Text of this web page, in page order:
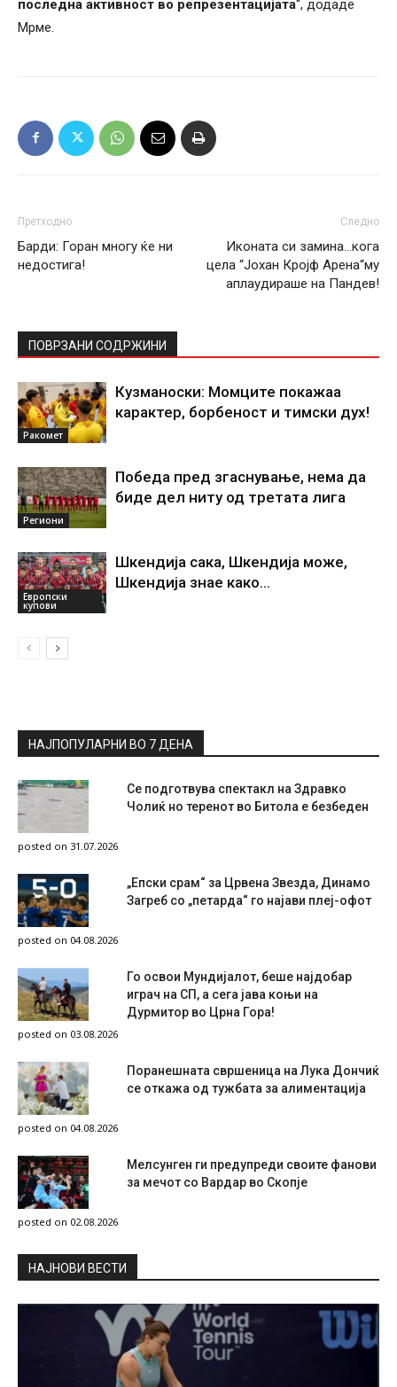
последна активност во репрезентацијата“, додаде
Мрме.
Претходно
Барди: Горан многу ќе ни
недостига!
Следно
Иконата си замина…кога
цела “Јохан Кројф Арена“му
аплаудираше на Пандев!
ПОВРЗАНИ СОДРЖИНИ
Ракомет
Кузманоски: Момците покажаа
карактер, борбеност и тимски дух!
Региони
Победа пред згаснување, нема да
биде дел ниту од третата лига
Европски
купови
Шкендија сака, Шкендија може,
Шкендија знае како…
НАЈПОПУЛАРНИ ВО 7 ДЕНА
Се подготвува спектакл на Здравко
Чолиќ но теренот во Битола е безбеден
posted on 31.07.2026
„Епски срам“ за Црвена Звезда, Динамо
Загреб со „петарда“ го најави плеј-офот
posted on 04.08.2026
Го освои Мундијалот, беше најдобар
играч на СП, а сега јава коњи на
Дурмитор во Црна Гора!
posted on 03.08.2026
Поранешната свршеница на Лука Дончиќ
се откажа од тужбата за алиментација
posted on 04.08.2026
Мелсунген ги предупреди своите фанови
за мечот со Вардар во Скопје
posted on 02.08.2026
НAЈНОВИ ВЕСТИ